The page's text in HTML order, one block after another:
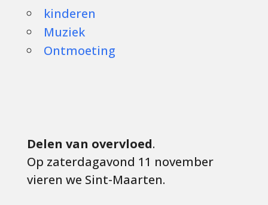
kinderen
Muziek
Ontmoeting
Delen van overvloed.
Op zaterdagavond 11 november
vieren we Sint-Maarten.